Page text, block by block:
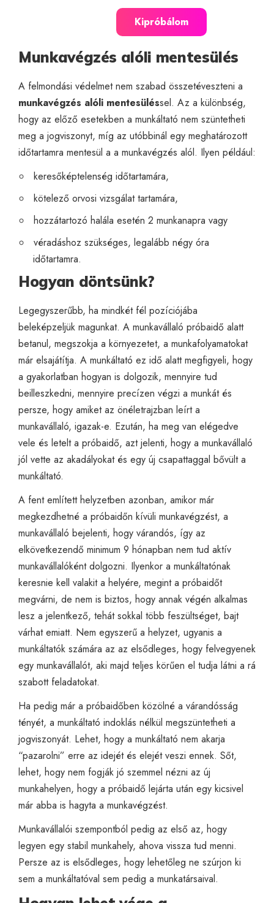
Kipróbálom
Munkavégzés alóli mentesülés
A felmondási védelmet nem szabad összetéveszteni a
munkavégzés alóli mentesüléssel. Az a különbség,
hogy az előző esetekben a munkáltató nem szüntetheti
meg a jogviszonyt, míg az utóbbinál egy meghatározott
időtartamra mentesül a a munkavégzés alól. Ilyen például:
keresőképtelenség időtartamára,
kötelező orvosi vizsgálat tartamára,
hozzátartozó halála esetén 2 munkanapra vagy
véradáshoz szükséges, legalább négy óra
időtartamra.
Hogyan döntsünk?
Legegyszerűbb, ha mindkét fél pozíciójába
beleképzeljük magunkat. A munkavállaló próbaidő alatt
betanul, megszokja a környezetet, a munkafolyamatokat
már elsajátítja. A munkáltató ez idő alatt megfigyeli, hogy
a gyakorlatban hogyan is dolgozik, mennyire tud
beilleszkedni, mennyire precízen végzi a munkát és
persze, hogy amiket az önéletrajzban leírt a
munkavállaló, igazak-e. Ezután, ha meg van elégedve
vele és letelt a próbaidő, azt jelenti, hogy a munkavállaló
jól vette az akadályokat és egy új csapattaggal bővült a
munkáltató.
A fent említett helyzetben azonban, amikor már
megkezdhetné a próbaidőn kívüli munkavégzést, a
munkavállaló bejelenti, hogy várandós, így az
elkövetkezendő minimum 9 hónapban nem tud aktív
munkavállalóként dolgozni. Ilyenkor a munkáltatónak
keresnie kell valakit a helyére, megint a próbaidőt
megvárni, de nem is biztos, hogy annak végén alkalmas
lesz a jelentkező, tehát sokkal több feszültséget, bajt
várhat emiatt. Nem egyszerű a helyzet, ugyanis a
munkáltatók számára az az elsődleges, hogy felvegyenek
egy munkavállalót, aki majd teljes körűen el tudja látni a rá
szabott feladatokat.
Ha pedig már a próbaidőben közölné a várandósság
tényét, a munkáltató indoklás nélkül megszüntetheti a
jogviszonyát. Lehet, hogy a munkáltató nem akarja
“pazarolni” erre az idejét és elejét veszi ennek. Sőt,
lehet, hogy nem fogják jó szemmel nézni az új
munkahelyen, hogy a próbaidő lejárta után egy kicsivel
már abba is hagyta a munkavégzést.
Munkavállalói szempontból pedig az első az, hogy
legyen egy stabil munkahely, ahova vissza tud menni.
Persze az is elsődleges, hogy lehetőleg ne szúrjon ki
sem a munkáltatóval sem pedig a munkatársaival.